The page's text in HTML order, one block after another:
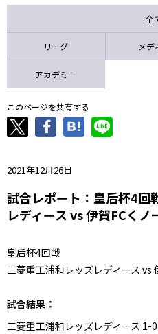
全
リーグ メデ
アカデミー
このページを共有する
2021年12月26日
試合レポート：皇后杯4
レディース vs 伊賀FCくノ
皇后杯4回戦
三菱重工浦和レッズレディース vs
試合結果：
三菱重工浦和レッズレディース 1-